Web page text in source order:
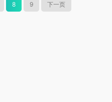
8 9
下一页